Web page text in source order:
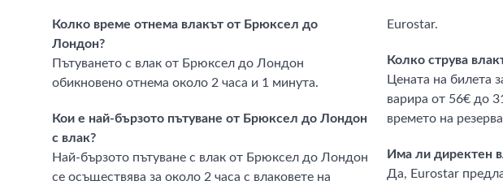
Колко време отнема влакът от Брюксел до
Лондон?
Пътуването с влак от Брюксел до Лондон
обикновено отнема около 2 часа и 1 минута.
Кои е най-бързото пътуване от Брюксел до Лондон
с влак?
Най-бързото пътуване с влак от Брюксел до Лондон
се осъществява за около 2 часа с влаковете на
Eurostar.
Колко струва
Цената на билета
варира от 56€ до
времето на
Има ли директен
Да, Eurostar